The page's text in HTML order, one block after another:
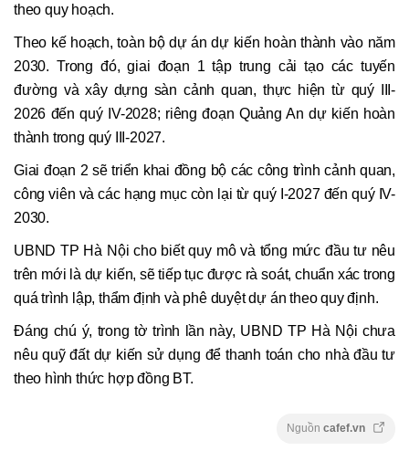
theo quy hoạch.
Theo kế hoạch, toàn bộ dự án dự kiến hoàn thành vào năm
2030. Trong đó, giai đoạn 1 tập trung cải tạo các tuyến
đường và xây dựng sàn cảnh quan, thực hiện từ quý III-
2026 đến quý IV-2028; riêng đoạn Quảng An dự kiến hoàn
thành trong quý III-2027.
Giai đoạn 2 sẽ triển khai đồng bộ các công trình cảnh quan,
công viên và các hạng mục còn lại từ quý I-2027 đến quý IV-
2030.
UBND TP Hà Nội cho biết quy mô và tổng mức đầu tư nêu
trên mới là dự kiến, sẽ tiếp tục được rà soát, chuẩn xác trong
quá trình lập, thẩm định và phê duyệt dự án theo quy định.
Đáng chú ý, trong tờ trình lần này, UBND TP Hà Nội chưa
nêu quỹ đất dự kiến sử dụng để thanh toán cho nhà đầu tư
theo hình thức hợp đồng BT.
Nguồn cafef.vn